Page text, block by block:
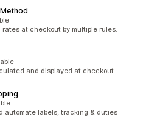
rates at checkout by multiple rules.
and displayed at checkout.
automate labels, tracking & duties